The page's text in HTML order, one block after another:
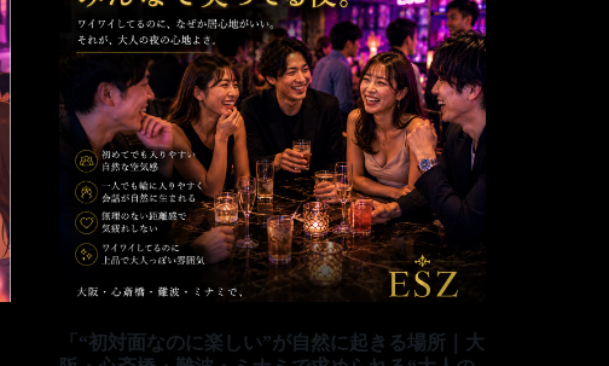
「“初対面なのに楽しい”が自然に起きる場所｜大